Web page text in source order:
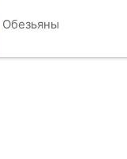
Обезьяны